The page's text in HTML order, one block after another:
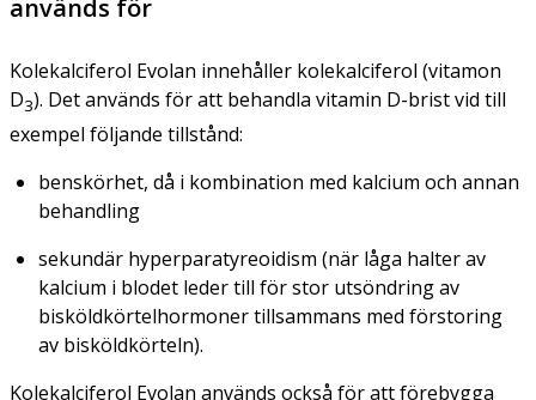
används för
Kolekalciferol Evolan innehåller kolekalciferol (vitamon
D3). Det används för att behandla vitamin D-brist vid till
exempel följande tillstånd:
benskörhet, då i kombination med kalcium och annan
behandling
sekundär hyperparatyreoidism (när låga halter av
kalcium i blodet leder till för stor utsöndring av
bisköldkörtelhormoner tillsammans med förstoring
av bisköldkörteln).
Kolekalciferol Evolan används också för att förebygga